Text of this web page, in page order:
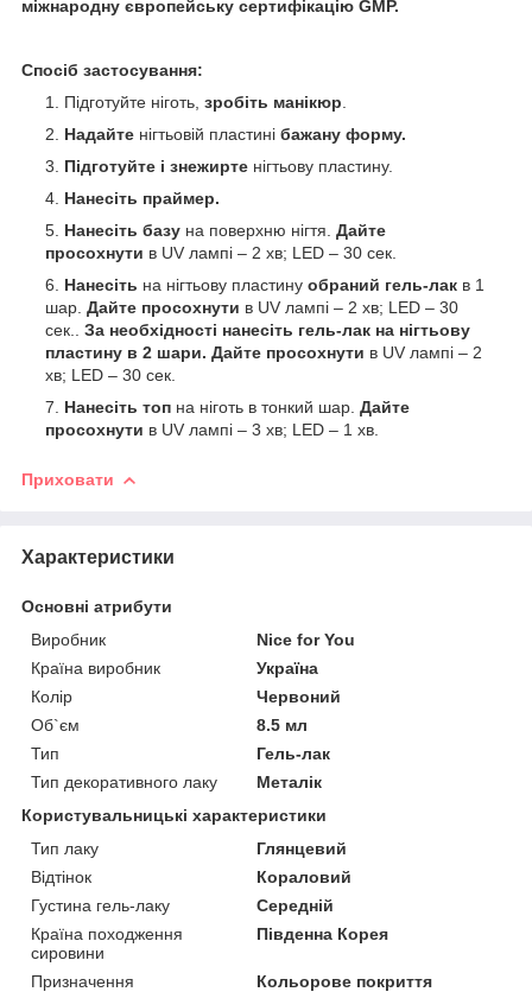
міжнародну європейську сертифікацію GMP.
Спосіб застосування:
Підготуйте ніготь, зробіть манікюр
Надайте нігтьовій пластині бажану форму.
Підготуйте і знежирте нігтьову пластину.
Нанесіть праймер.
Нанесіть базу на поверхню нігтя. Дайте
просохнути в UV лампі – 2 хв; LED – 30 сек.
Нанесіть на нігтьову пластину обраний гель-лак в 1
шар. Дайте просохнути в UV лампі – 2 хв; LED – 30
сек.. За необхідності нанесіть гель-лак на нігтьову
пластину в 2 шари. Дайте просохнути в UV лампі – 2
хв; LED – 30 сек.
Нанесіть топ на ніготь в тонкий шар. Дайте
просохнути в UV лампі – 3 хв; LED – 1 хв.
Приховати
Характеристики
Основні атрибути
Виробник
Nice for You
Країна виробник
Україна
Колір
Червоний
Об`єм
8.5 мл
Тип
Гель-лак
Тип декоративного лаку
Металік
Користувальницькі характеристики
Тип лаку
Глянцевий
Відтінок
Кораловий
Густина гель-лаку
Середній
Країна походження
сировини
Південна Корея
Призначення
Кольорове покриття